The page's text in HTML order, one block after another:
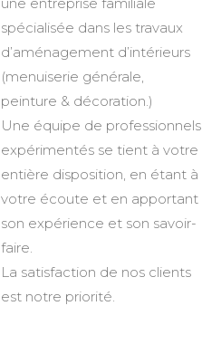
spécialisée dans les travaux
d’aménagement d’intérieurs
(menuiserie générale,
peinture & décoration.)
Une équipe de professionnels
expérimentés se tient à votre
entière disposition, en étant à
votre écoute et en apportant
son expérience et son savoir-
faire.
La satisfaction de nos clients
est notre priorité.